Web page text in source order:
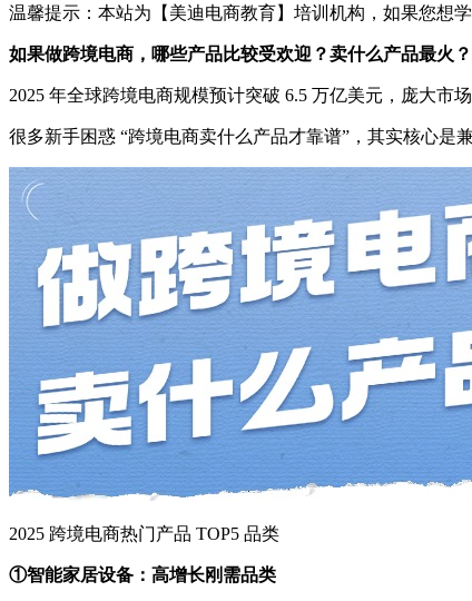
温馨提示：本站为【美迪电商教育】培训机构，如果您想
如果做跨境电商，哪些产品比较受欢迎？卖什么产品最火？
2025 年全球跨境电商规模预计突破 6.5 万亿美元，庞大市
很多新手困惑 “跨境电商卖什么产品才靠谱”，其实核心是
2025 跨境电商热门产品 TOP5 品类
①智能家居设备：高增长刚需品类